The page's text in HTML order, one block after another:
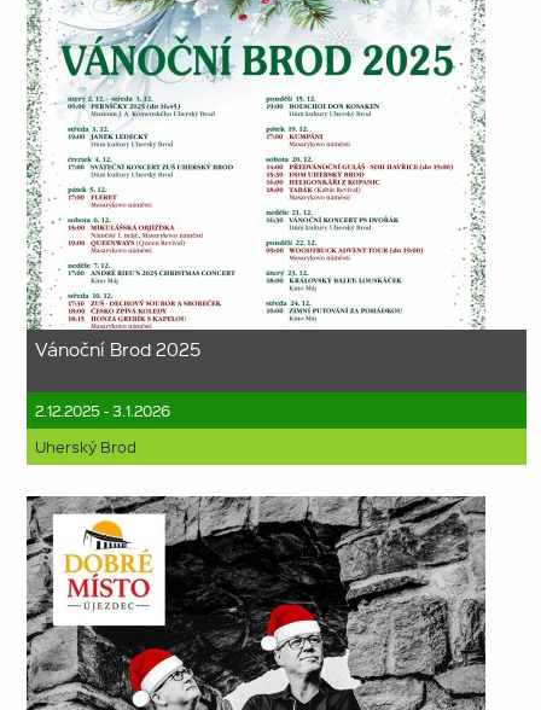
Vánoční Brod 2025
2.12.2025 - 3.1.2026
Uherský Brod